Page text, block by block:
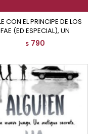
FAE (ED ESPECIAL), UN
$ 790